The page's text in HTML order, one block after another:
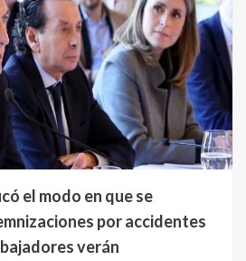
el modo en que se
por accidentes
verán